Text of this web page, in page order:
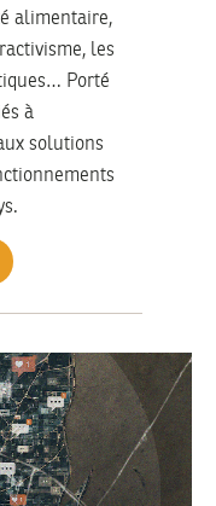
alimentaire,
les
Porté
à
solutions